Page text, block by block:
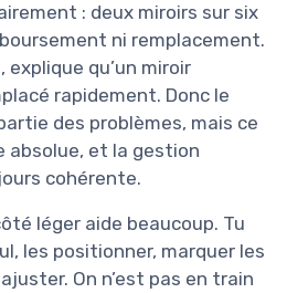
: deux miroirs sur six
ni remplacement.
qu’un miroir
rapidement. Donc le
des problèmes, mais ce
absolue, et la gestion
cohérente.
léger aide beaucoup. Tu
les positionner, marquer les
On n’est pas en train